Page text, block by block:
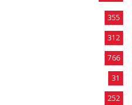
355
312
766
31
252